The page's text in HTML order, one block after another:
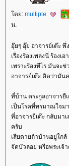
ดย: multiple
น.
อุ๊ยๆ อุ๊ย อาจารย์เต๊ะ
เรื่องร้องเพลงนี่ ร้อง
เพราะร้องทีไร มันจะ
อาจารย์เต๊ะ คิดว่ามั
ที่บ้าน ตระกูลอาจารยื
เป็นโรคที่ทรมาณใจ
ที่อาจารยืเต๊ะ กลับมา
ครับ
เสียดายถ้าบ้านอยู่ใก
จัดบัวลอย หรือพระเจ้